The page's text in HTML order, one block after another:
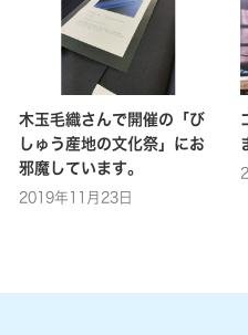
木玉毛織さんで開催の「び
しゅう産地の文化祭」にお
邪魔しています。
2019年11月23日